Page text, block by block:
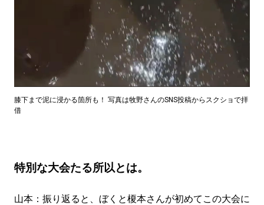
膝下まで泥に浸かる箇所も！ 写真は牧野さんのSNS投稿からスクショで拝
借
特別な大会たる所以とは。
山本：振り返ると、ぼくと榎本さんが初めてこの大会に